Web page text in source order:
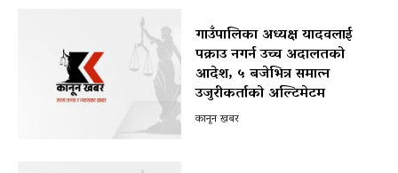
गाउँपालिका अध्यक्ष यादवलाई
पक्राउ नगर्न उच्च अदालतको
आदेश, ५ बजेभित्र समात्न
उजुरीकर्ताको अल्टिमेटम
कानून खबर